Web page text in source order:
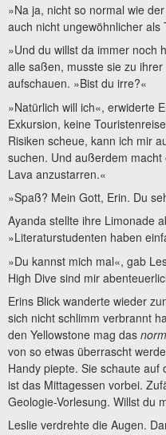
»Na ja, nicht so normal wie
auch nicht ungewöhnlicher als
»Und du willst da immer noch
alle saßen, musste sie zu
aufschauen. »Bist du irre?«
»Natürlich will ich«, erwiderte
Exkursion, keine
Risiken scheue, kann ich mir
suchen. Und außerdem
Lava anzustarren.«
»Spaß? Mein Gott, Erin. Du
Ayanda stellte ihre Limonade
»Literaturstudenten haben
»Du kannst mich mal«, gab
High Dive sind mir
Erins Blick wanderte wieder
sich nicht schlimm verbrannt
den Yellowstone mag das
von so etwas überrascht
Handy piepte. Sie schaute
ist das Mittagessen vorbei.
Geologie-Vorlesung. Willst du
Leslie verdrehte die Augen.